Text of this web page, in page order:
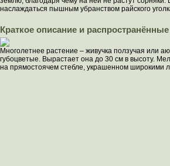
наслаждаться пышным убранством райского
Краткое описание и
Многолетнее растение – живучка ползучая или
губоцветые. Вырастает она до 30 см в высоту.
на прямостоячем стебле, украшенном широкими